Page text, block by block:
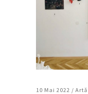
10 Mai 2022 / Artǎ